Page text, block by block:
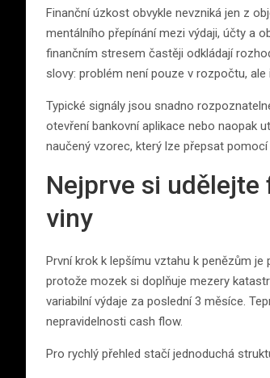
Finanční úzkost obvykle nevzniká jen z
mentálního přepínání mezi výdaji, účty a
finančním stresem častěji odkládají
slovy: problém není pouze v rozpočtu,
Typické signály jsou snadno
otevření bankovní aplikace nebo naopak
naučený vzorec, který lze přepsat pomocí
Nejprve si
viny
První krok k lepšímu vztahu k penězům
protože mozek si doplňuje mezery
variabilní výdaje za poslední 3 měsíce.
nepravidelnosti cash flow.
Pro rychlý přehled stačí jednoduchá